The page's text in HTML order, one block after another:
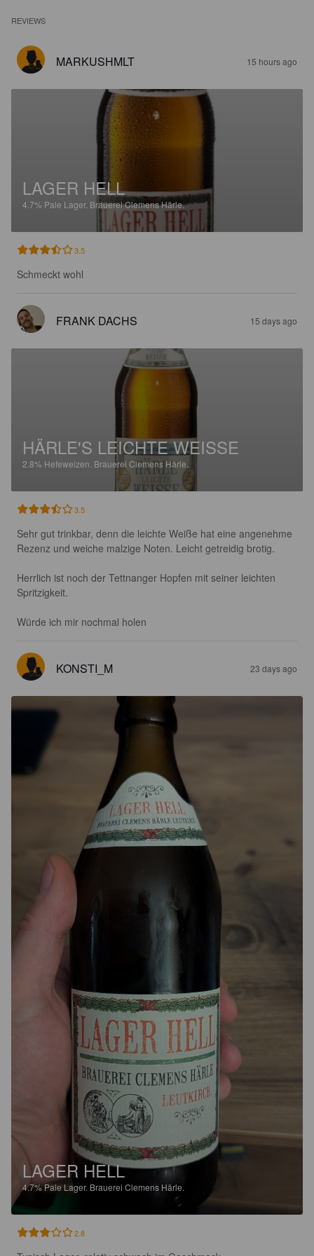
REVIEWS
MARKUSHMLT 15 hours ago
LAGER HELL
4.7% Pale Lager. Brauerei Clemens Härle.
3.5
Schmeckt wohl
FRANK DACHS 15 days ago
HÄRLE'S LEICHTE WEISSE
2.8% Hefeweizen. Brauerei Clemens Härle.
3.5
Sehr gut trinkbar, denn die leichte Weiße hat eine angenehme
Rezenz und weiche malzige Noten. Leicht getreidig brotig.
Herrlich ist noch der Tettnanger Hopfen mit seiner leichten
Spritzigkeit.
Würde ich mir nochmal holen
KONSTI_M 23 days ago
LAGER HELL
4.7%Pale Lager. Brauerei Clemens Härle.
2.8